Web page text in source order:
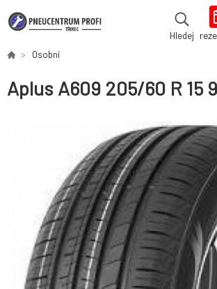
Hledej
Osobní
Aplus A609 205/60 R 15